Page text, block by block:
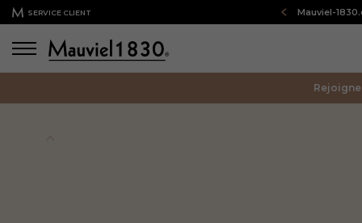
SERVICE CLIENT Bienvenue sur notre boutique en ligne : Mauviel-